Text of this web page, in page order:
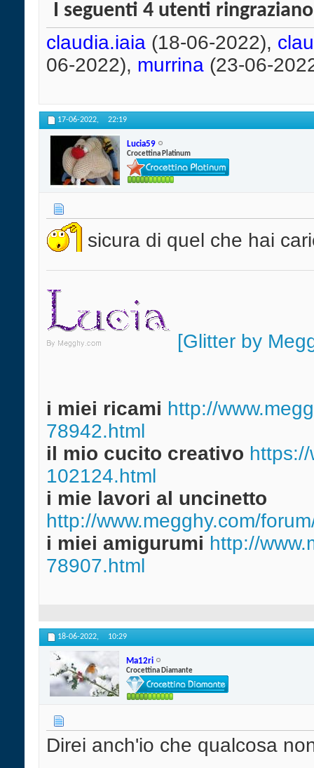
I seguenti 4 utenti
claudia.iaia (18-06-2022),
06-2022), murrina (23-06-
17-06-2022, 22:19
Lucia59
Crocettina Platinum
sicura di quel che hai
[Glitter by
i miei ricami http://
78942.html
il mio cucito creativo
102124.html
i mie lavori al uncinetto
http://www.megghy.com/
i miei amigurumi http://
78907.html
18-06-2022, 10:29
Ma12ri
Crocettina Diamante
Direi anch'io che qualcosa